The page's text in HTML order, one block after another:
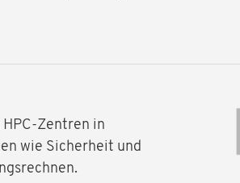
Zentren in
wie Sicherheit und